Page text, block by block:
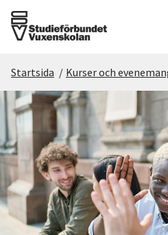
Det här gör vi
För dig som
Sök kurser och
Om SV
Startsida / Kurser och